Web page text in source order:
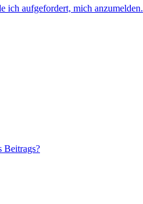
ich aufgefordert, mich anzumelden.
Beitrags?